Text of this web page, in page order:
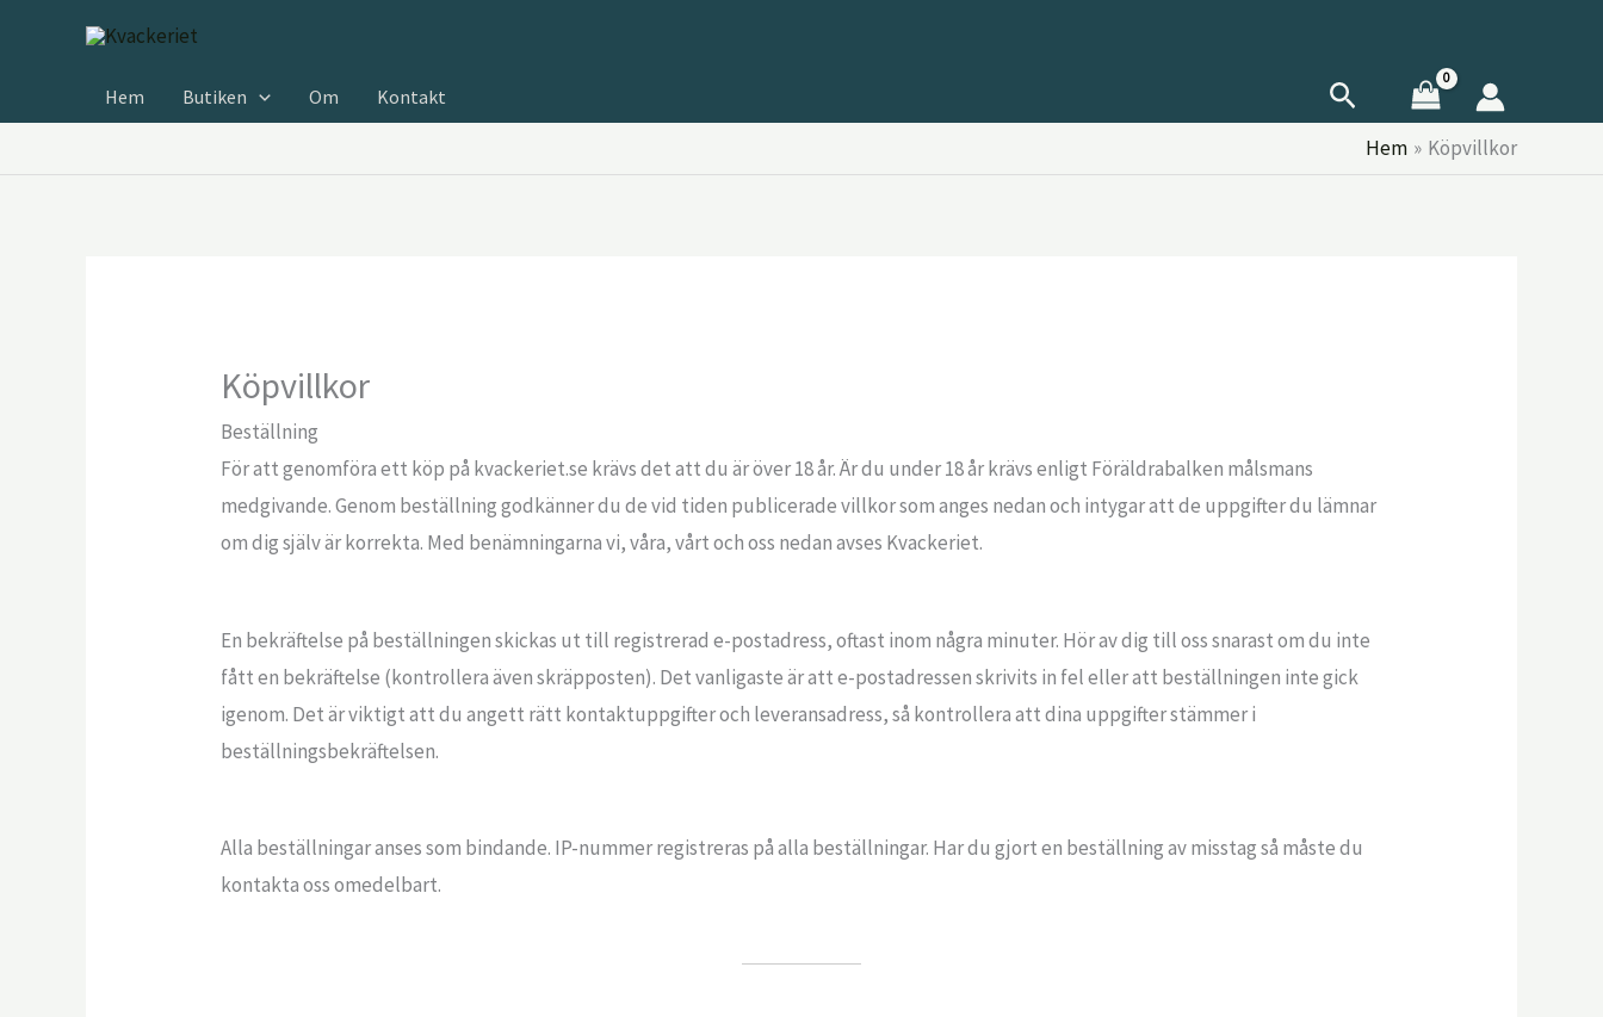
Hem Butiken Om Kontakt Sök
Hem Köpvillkor
Köpvillkor
Beställning
För att genomföra ett köp på kvackeriet.se krävs det att du är över 18 år. Är du under 18 år krävs enligt Föräldrabalken målsmans
medgivande. Genom beställning godkänner du de vid tiden publicerade villkor som anges nedan och intygar att de uppgifter du lämnar
om dig själv är korrekta. Med benämningarna vi, våra, vårt och oss nedan avses Kvackeriet.
En bekräftelse på beställningen skickas ut till registrerad e-postadress, oftast inom några minuter. Hör av dig till oss snarast om du inte
fått en bekräftelse (kontrollera även skräpposten). Det vanligaste är att e-postadressen skrivits in fel eller att beställningen inte gick
igenom. Det är viktigt att du angett rätt kontaktuppgifter och leveransadress, så kontrollera att dina uppgifter stämmer i
beställningsbekräftelsen.
Alla beställningar anses som bindande. IP-nummer registreras på alla beställningar. Har du gjort en beställning av misstag så måste du
kontakta oss omedelbart.